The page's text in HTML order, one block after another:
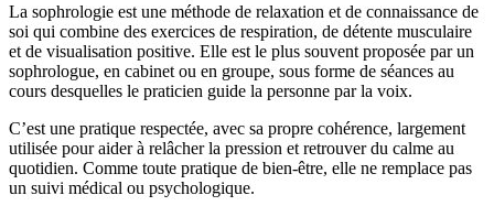
La sophrologie est une méthode de relaxation et de connaissance de
soi qui combine des exercices de respiration, de détente musculaire
et de visualisation positive. Elle est le plus souvent proposée par un
sophrologue, en cabinet ou en groupe, sous forme de séances au
cours desquelles le praticien guide la personne par la voix.
C’est une pratique respectée, avec sa propre cohérence, largement
utilisée pour aider à relâcher la pression et retrouver du calme au
quotidien. Comme toute pratique de bien-être, elle ne remplace pas
un suivi médical ou psychologique.